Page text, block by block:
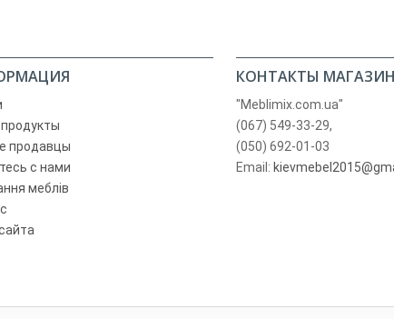
продавцы
с нами
меблів
КОНТАКТЫ
"Meblimix.com.ua"
(067) 549-33-29,
(050) 692-01-03
Email: